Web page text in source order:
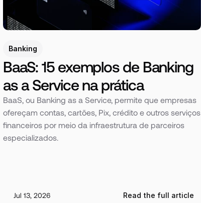
Banking
BaaS: 15 exemplos de Banking
as a Service na prática
BaaS, ou Banking as a Service, permite que empresas
ofereçam contas, cartões, Pix, crédito e outros serviços
financeiros por meio da infraestrutura de parceiros
especializados.
Jul 13, 2026 Read the full article